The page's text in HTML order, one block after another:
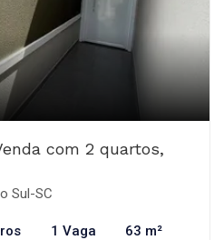
com 2 quartos,
Sul-SC
1 Vaga 63 m²